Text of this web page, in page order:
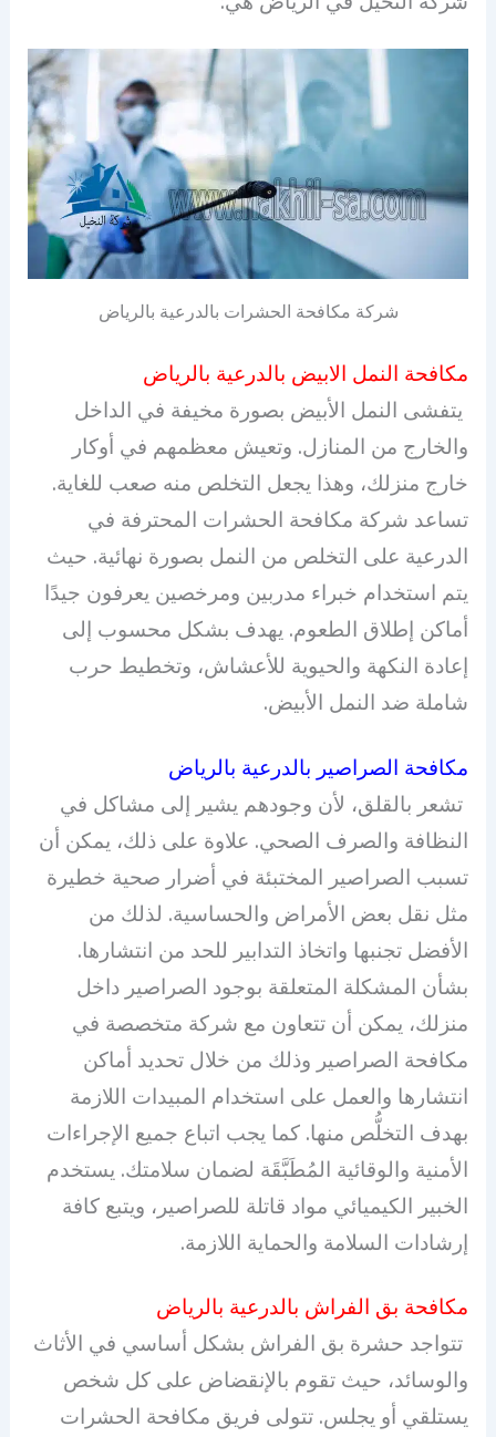
شركة مكافحة الحشرات بالدرعية بالرياض
مكافحة النمل الابيض بالدرعية بالرياض
يتفشى النمل الأبيض بصورة مخيفة في الداخل
والخارج من المنازل. وتعيش معظمهم في أوكار
خارج منزلك، وهذا يجعل التخلص منه صعب للغاية.
تساعد شركة مكافحة الحشرات المحترفة في
الدرعية على التخلص من النمل بصورة نهائية. حيث
يتم استخدام خبراء مدربين ومرخصين يعرفون جيدًا
أماكن إطلاق الطعوم. يهدف بشكل محسوب إلى
إعادة النكهة والحيوية للأعشاش، وتخطيط حرب
شاملة ضد النمل الأبيض.
مكافحة الصراصير بالدرعية بالرياض
تشعر بالقلق، لأن وجودهم يشير إلى مشاكل في
النظافة والصرف الصحي. علاوة على ذلك، يمكن أن
تسبب الصراصير المختبئة في أضرار صحية خطيرة
مثل نقل بعض الأمراض والحساسية. لذلك من
الأفضل تجنبها واتخاذ التدابير للحد من انتشارها.
بشأن المشكلة المتعلقة بوجود الصراصير داخل
منزلك، يمكن أن تتعاون مع شركة متخصصة في
مكافحة الصراصير وذلك من خلال تحديد أماكن
انتشارها والعمل على استخدام المبيدات اللازمة
بهدف التخلُّص منها. كما يجب اتباع جميع الإجراءات
الأمنية والوقائية المُطَبَّقَة لضمان سلامتك. يستخدم
الخبير الكيميائي مواد قاتلة للصراصير، ويتبع كافة
إرشادات السلامة والحماية اللازمة.
مكافحة بق الفراش بالدرعية بالرياض
تتواجد حشرة بق الفراش بشكل أساسي في الأثاث
والوسائد، حيث تقوم بالإنقضاض على كل شخص
يستلقي أو يجلس. تتولى فريق مكافحة الحشرات